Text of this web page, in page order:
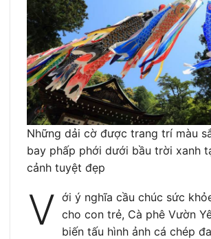
Những dải cờ được trang trí màu
bay phấp phới dưới bầu trời xanh
cảnh tuyệt đẹp
V ới ý nghĩa cầu chúc sức
cho con trẻ, Cà phê Vườn
biến tấu hình ảnh cá chép